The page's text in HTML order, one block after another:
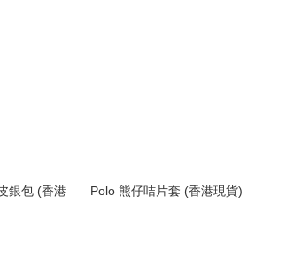
銀包 (香港
Polo 熊仔咭片套 (香港現貨)